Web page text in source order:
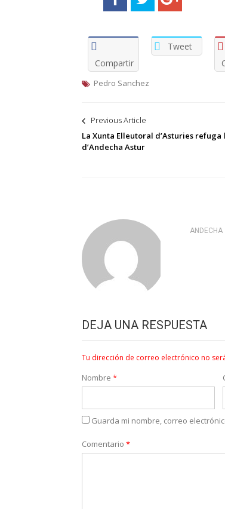
Compartir
Tweet
Pedro Sanchez
Navegación
de
Previous Article
La Xunta Elleutoral d’Asturies refuga
d’Andecha Astur
ANDECHA
DEJA UNA RESPUESTA
Tu dirección de correo electrónico no
Nombre *
Guarda mi nombre, correo
Comentario *